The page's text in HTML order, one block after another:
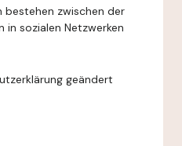
bestehen zwischen der
in sozialen Netzwerken
geändert